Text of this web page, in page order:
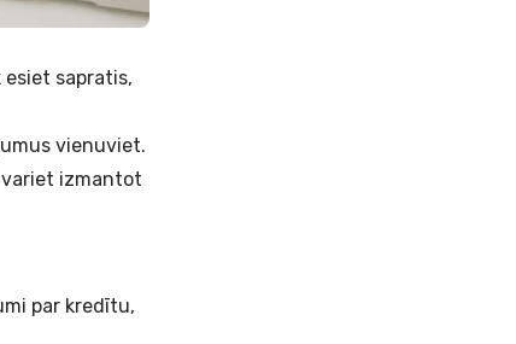
sapratis,
vienuviet.
variet izmantot
par kredītu,